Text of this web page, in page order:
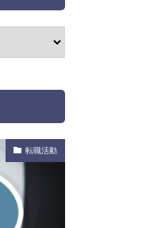
転職活動